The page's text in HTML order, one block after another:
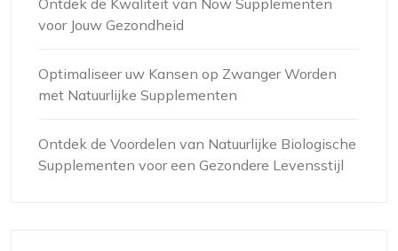
Ontdek de Kwaliteit van Now Supplementen
voor Jouw Gezondheid
Optimaliseer uw Kansen op Zwanger Worden
met Natuurlijke Supplementen
Ontdek de Voordelen van Natuurlijke Biologische
Supplementen voor een Gezondere Levensstijl